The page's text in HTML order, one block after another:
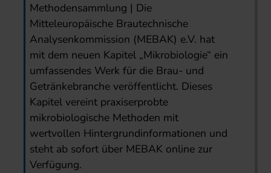
Methodensammlung | Die
Mitteleuropäische Brautechnische
Analysenkommission (MEBAK) e.V. hat
mit dem neuen Kapitel „Mikrobiologie“ ein
umfassendes Werk für die Brau- und
Getränkebranche veröffentlicht. Dieses
Kapitel vereint praxiserprobte
mikrobiologische Methoden mit
wertvollen Hintergrundinformationen und
steht ab sofort über MEBAK online zur
Verfügung.